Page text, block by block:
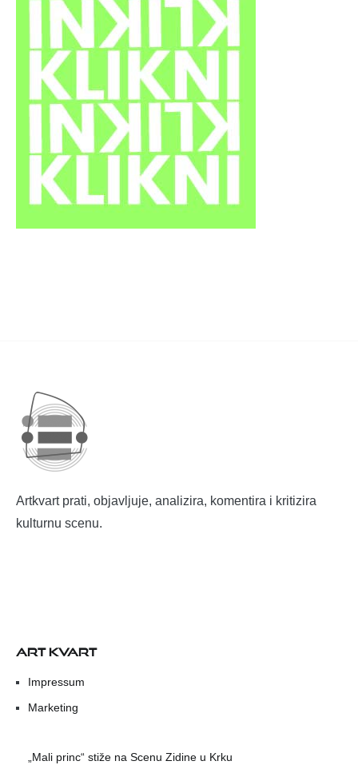
Artkvart prati, objavljuje, analizira, komentira i kritizira
kulturnu scenu.
ART KVART
Impressum
Marketing
„Mali princ“ stiže na Scenu Zidine u Krku